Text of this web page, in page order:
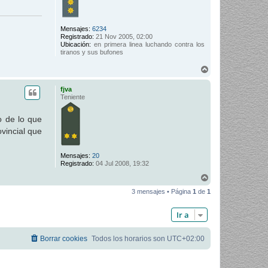
Mensajes: 6234
Registrado: 21 Nov 2005, 02:00
Ubicación: en primera linea luchando contra los
tiranos y sus bufones
fjva
Teniente
Mensajes: 20
Registrado: 04 Jul 2008, 19:32
de lo que
que
r
3 mensajes • Página 1 de 1
Ir a
Todos los horarios son UTC+02:00
Borrar cookies